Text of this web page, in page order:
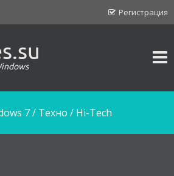
Регистрация
7/ Техно / Hi-Tech